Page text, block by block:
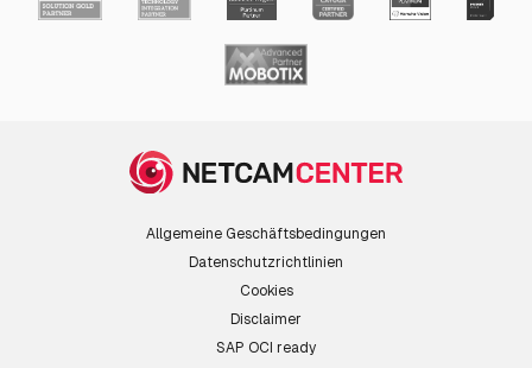
Allgemeine Geschäftsbedingungen
Datenschutzrichtlinien
Cookies
Disclaimer
SAP OCI ready